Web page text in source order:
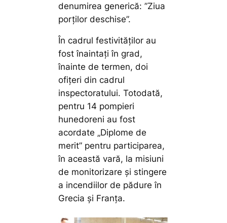
denumirea generică: ”Ziua
porților deschise”.
În cadrul festivităților au
fost înaintați în grad,
înainte de termen, doi
ofițeri din cadrul
inspectoratului. Totodată,
pentru 14 pompieri
hunedoreni au fost
acordate „Diplome de
merit” pentru participarea,
în această vară, la misiuni
de monitorizare și stingere
a incendiilor de pădure în
Grecia și Franța.